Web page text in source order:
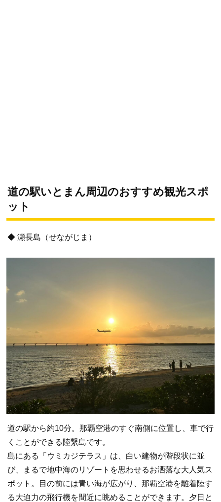
道の駅いとまん周辺のおすすめ観光スポ
ット
◆ 瀬長島（せながじま）
道の駅から約10分。那覇空港のすぐ南側に位置し、車で行
くことができる陸繋島です。
島にある「ウミカジテラス」は、白い建物が階段状に並
び、まるで地中海のリゾートを思わせるお洒落な大人気ス
ポット。目の前には青い海が広がり、那覇空港を離着陸す
る大迫力の飛行機を間近に眺めることができます。夕日と